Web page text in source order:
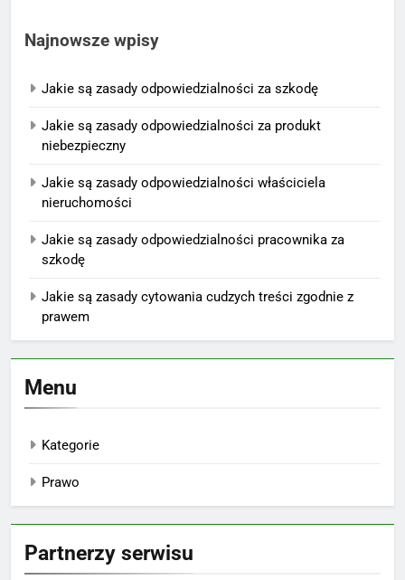
Najnowsze wpisy
Jakie są zasady odpowiedzialności za szkodę
Jakie są zasady odpowiedzialności za produkt
niebezpieczny
Jakie są zasady odpowiedzialności właściciela
nieruchomości
Jakie są zasady odpowiedzialności pracownika za
szkodę
Jakie są zasady cytowania cudzych treści zgodnie z
prawem
Menu
Kategorie
Prawo
Partnerzy serwisu